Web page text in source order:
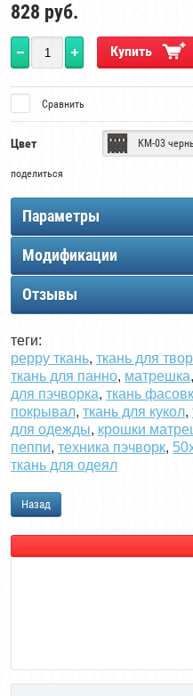
828 руб.
Купить
Сравнить
Цвет КМ-03
поделиться
Параметры
Модификации
Отзывы
теги:
peppy ткань, ткань для
ткань для панно, матрешка,
для пэчворка, ткань
покрывал, ткань для кукол,
для одежды, крошки
пеппи, техника пэчворк,
ткань для одеял
Назад